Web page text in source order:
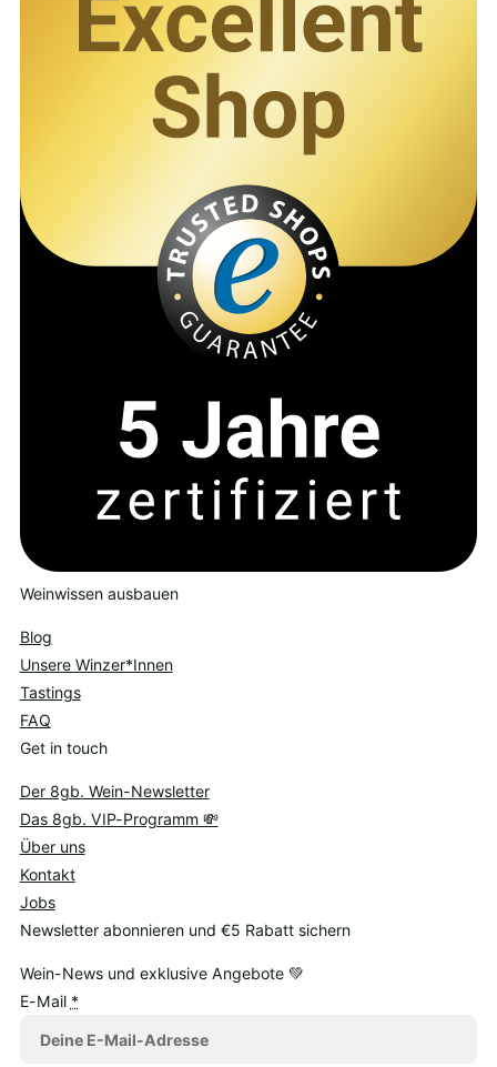
Weinwissen ausbauen
Blog
Unsere Winzer*Innen
Tastings
FAQ
Get in touch
Der 8gb. Wein-Newsletter
Das 8gb. VIP-Programm 💸
Über uns
Kontakt
Jobs
Newsletter abonnieren und €5 Rabatt sichern
Wein-News und exklusive Angebote 💚
E-Mail *